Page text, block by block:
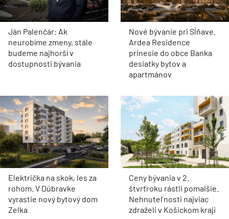
Ján Palenčár: Ak
neurobíme zmeny, stále
budeme najhorší v
dostupnosti bývania
Nové bývanie pri Sĺňave.
Ardea Residence
prinesie do obce Banka
desiatky bytov a
apartmánov
Električka na skok, les za
rohom. V Dúbravke
vyrastie nový bytový dom
Zelka
Ceny bývania v 2.
štvrťroku rástli pomalšie.
Nehnuteľnosti najviac
zdraželi v Košickom kraji